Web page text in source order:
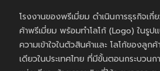
โรงงานของพรีเมี่ยม ดำเนินการธุรกิจเ
ค้าพรีเมี่ยม พร้อมทำโลโก้ (Logo) ในรูป
ความเข้าใจในตัวสินค้าและ โลโก้ของลูกค้
เดียวในประเทศไทย ที่มีขั้นตอนกระบวนก